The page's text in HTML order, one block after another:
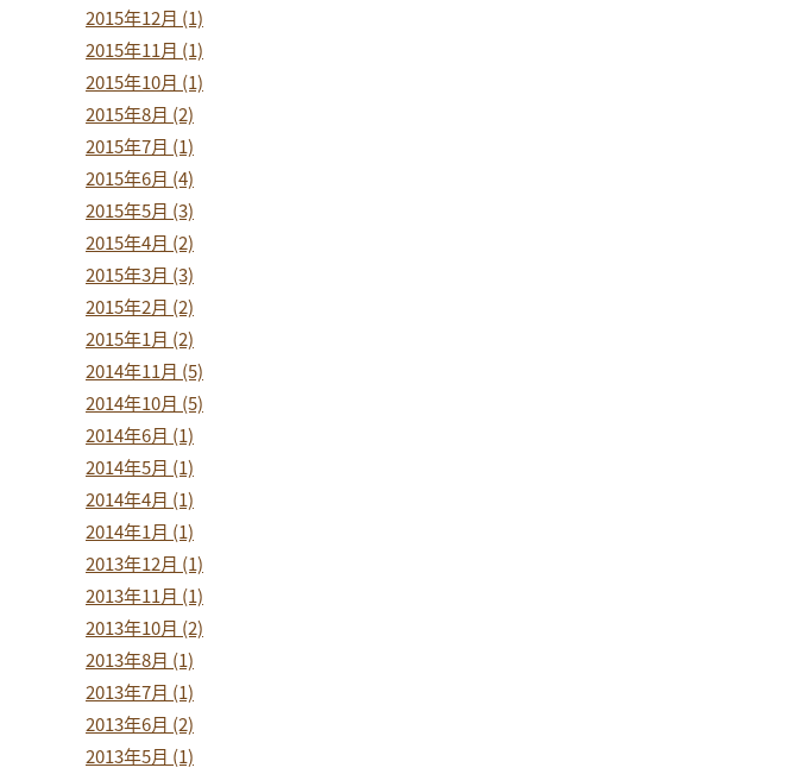
2015年12月 (1)
2015年11月 (1)
2015年10月 (1)
2015年8月 (2)
2015年7月 (1)
2015年6月 (4)
2015年5月 (3)
2015年4月 (2)
2015年3月 (3)
2015年2月 (2)
2015年1月 (2)
2014年11月 (5)
2014年10月 (5)
2014年6月 (1)
2014年5月 (1)
2014年4月 (1)
2014年1月 (1)
2013年12月 (1)
2013年11月 (1)
2013年10月 (2)
2013年8月 (1)
2013年7月 (1)
2013年6月 (2)
2013年5月 (1)